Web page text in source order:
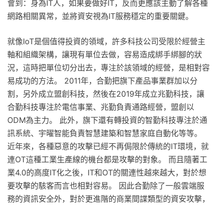
會到：身為IT人，如果要做好IT，反而更應該主動了解各種
網路相關異常，並將資安視為IT服務穩定的重要關鍵。
就像IoT是個值得投資的領域，許多科技公司受限於經營主
軸和組織架構，讓現有單位去做，容易造成綁手綁腳的狀
況，這時把單位切分出去，專注於該領域的經營，是相對容
易成功的方法。 2011年，合勤把旗下產品事業群加以分
割，另外成立盟創科技，然後在2019年成立兆勤科技，讓
合勤科技專注於電信事業、兆勤負責通路經營，盟創以
ODM為主力。 此外，旗下還有轉投資的智勤科技專注於通
訊系統、宇曜智能負責智慧建築和智慧家庭自動化等等。
近年來，各種惡意的攻擊已經不再侷限於傳統的IT環境，就
連OT這種工業生產線的機台都是攻擊的對象。 而且隨著工
業4.0的高度IT化之後，IT和OT的關連性越來越大，對於想
要攻擊的駭客而言也相對容易。 因此合勤除了一般雲端服
務的資訊安全外，對於更進階的商業間諜類型的資安攻擊，